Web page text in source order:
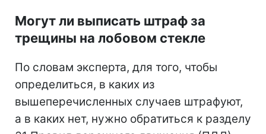
Могут ли выписать штраф за
трещины на лобовом стекле
По словам эксперта, для того, чтобы
определиться, в каких из
вышеперечисленных случаев штрафуют,
а в каких нет, нужно обратиться к разделу